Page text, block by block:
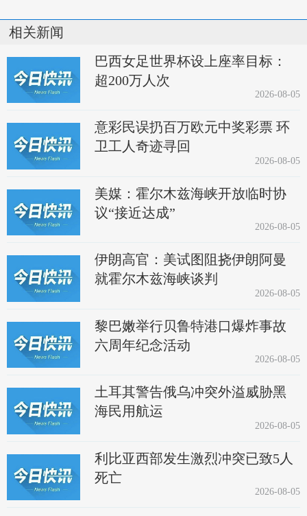
相关新闻
巴西女足世界杯设上座率目标：
超200万人次
2026-08-05
意彩民误扔百万欧元中奖彩票 环
卫工人奇迹寻回
2026-08-05
美媒：霍尔木兹海峡开放临时协
议“接近达成”
2026-08-05
伊朗高官：美试图阻挠伊朗阿曼
就霍尔木兹海峡谈判
2026-08-05
黎巴嫩举行贝鲁特港口爆炸事故
六周年纪念活动
2026-08-05
土耳其警告俄乌冲突外溢威胁黑
海民用航运
2026-08-05
利比亚西部发生激烈冲突已致5人
死亡
2026-08-05